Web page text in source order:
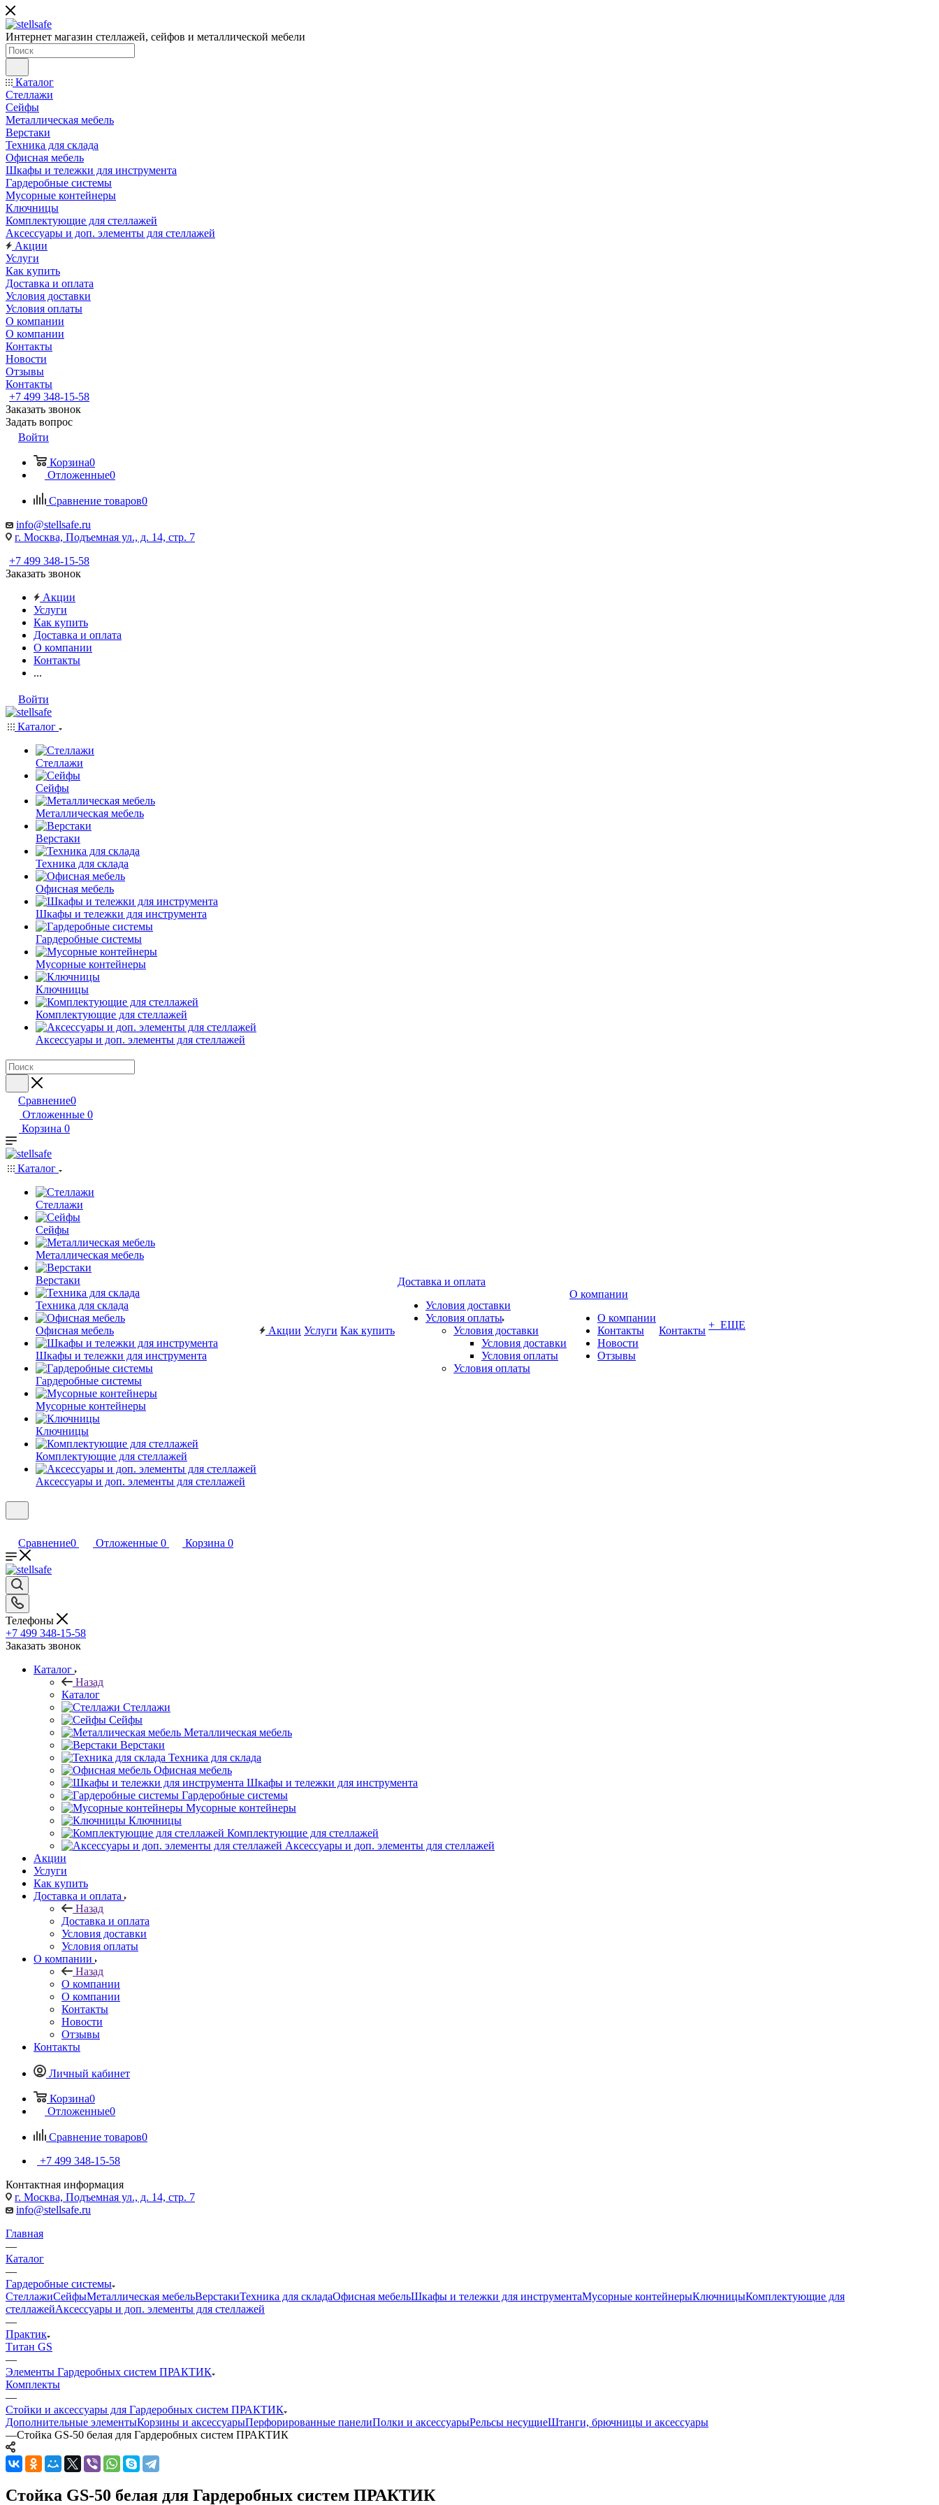
Интернет магазин стеллажей, сейфов и металлической мебели
Каталог
Стеллажи
Сейфы
Металлическая мебель
Верстаки
Техника для склада
Офисная мебель
Шкафы и тележки для инструмента
Гардеробные системы
Мусорные контейнеры
Ключницы
Комплектующие для стеллажей
Аксессуары и доп. элементы для стеллажей
Акции
Услуги
Как купить
Доставка и оплата
Условия доставки
Условия оплаты
О компании
О компании
Контакты
Новости
Отзывы
Контакты
+7 499 348-15-58
Заказать звонок
Задать вопрос
Войти
Корзина0
Отложенные0
Сравнение товаров0
info@stellsafe.ru
г. Москва, Подъемная ул., д. 14, стр. 7
+7 499 348-15-58
Заказать звонок
Акции
Услуги
Как купить
Доставка и оплата
О компании
Контакты
...
Войти
Каталог
Стеллажи
Сейфы
Металлическая мебель
Верстаки
Техника для склада
Офисная мебель
Шкафы и тележки для инструмента
Гардеробные системы
Мусорные контейнеры
Ключницы
Комплектующие для стеллажей
Аксессуары и доп. элементы для стеллажей
Сравнение0
Отложенные 0
Корзина 0
Каталог
Стеллажи
Сейфы
Металлическая мебель
Верстаки
Техника для склада
Офисная мебель
Шкафы и тележки для инструмента
Гардеробные системы
Мусорные контейнеры
Ключницы
Комплектующие для стеллажей
Аксессуары и доп. элементы для стеллажей
Акции Услуги Как купить
Доставка и оплата
Условия доставки
Условия оплаты
Условия доставки
Условия доставки
Условия оплаты
Условия оплаты
О компании
О компании
Контакты
Новости
Отзывы
Контакты + ЕЩЕ
Сравнение0 Отложенные 0 Корзина 0
Телефоны
+7 499 348-15-58
Заказать звонок
Каталог
Назад
Каталог
Стеллажи
Сейфы
Металлическая мебель
Верстаки
Техника для склада
Офисная мебель
Шкафы и тележки для инструмента
Гардеробные системы
Мусорные контейнеры
Ключницы
Комплектующие для стеллажей
Аксессуары и доп. элементы для стеллажей
Акции
Услуги
Как купить
Доставка и оплата
Назад
Доставка и оплата
Условия доставки
Условия оплаты
О компании
Назад
О компании
О компании
Контакты
Новости
Отзывы
Контакты
Личный кабинет
Корзина0
Отложенные0
Сравнение товаров0
+7 499 348-15-58
Контактная информация
г. Москва, Подъемная ул., д. 14, стр. 7
info@stellsafe.ru
Главная
—
Каталог
—
Гардеробные системы
СтеллажиСейфыМеталлическая мебельВерстакиТехника для складаОфисная мебельШкафы и тележки для инструментаМусорные контейнерыКлючницыКомплектующие для
стеллажейАксессуары и доп. элементы для стеллажей
—
Практик
Титан GS
—
Элементы Гардеробных систем ПРАКТИК
Комплекты
—
Стойки и аксессуары для Гардеробных систем ПРАКТИК
Дополнительные элементыКорзины и аксессуарыПерфорированные панелиПолки и аксессуарыРельсы несущиеШтанги, брючницы и аксессуары
—Стойка GS-50 белая для Гардеробных систем ПРАКТИК
Стойка GS-50 белая для Гардеробных систем ПРАКТИК